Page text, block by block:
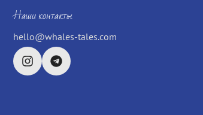
Наши контакты
hello@whales-tales.com